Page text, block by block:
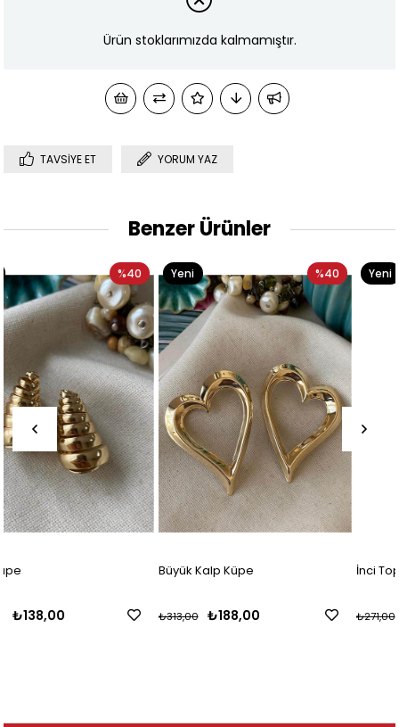
Ürün stoklarımızda kalmamıştır.
TAVSIYE ET YORUM YAZ
Benzer Ürünler
₺313,00
%40
Yeni
Ürün
İnci Toplu Yıldız Küpe
₺271,00
Yeni
Ürün